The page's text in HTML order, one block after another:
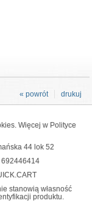
drukuj
« powrót
Więcej w Polityce
44 lok 52
692446414
stanowią własność
produktu.